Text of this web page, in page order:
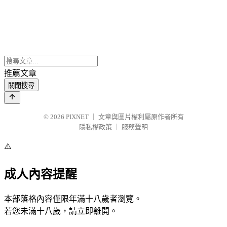
推薦文章
關閉搜尋
© 2026 PIXNET
文章與圖片權利屬原作者所有
隱私權政策
服務聲明
⚠️
成人內容提醒
本部落格內容僅限年滿十八歲者瀏覽。
若您未滿十八歲，請立即離開。